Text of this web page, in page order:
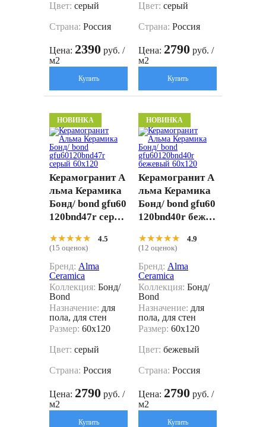
Цвет: серый
Страна: Россия
Цена: 2390 руб. /
м2
Купить
Цвет: серый
Страна: Россия
Цена: 2790 руб. /
м2
Купить
НОВИНКА
Керамогранит А
льма Керамика
Бонд/ bond gfu60
120bnd47r серый
★★★★★
★★★★★
4.5
(15 оценок)
Бренд: Alma
Ceramica
Коллекция: Бонд/
Bond
Назначение: для
пола, для стен
Размер: 60x120
Цвет: серый
Страна: Россия
Цена: 2790 руб. /
м2
Купить
НОВИНКА
Керамогранит А
льма Керамика
Бонд/ bond gfu60
120bnd40r бежев
★★★★★
★★★★★
4.9
(12 оценок)
Бренд: Alma
Ceramica
Коллекция: Бонд/
Bond
Назначение: для
пола, для стен
Размер: 60x120
Цвет: бежевый
Страна: Россия
Цена: 2790 руб. /
м2
Купить